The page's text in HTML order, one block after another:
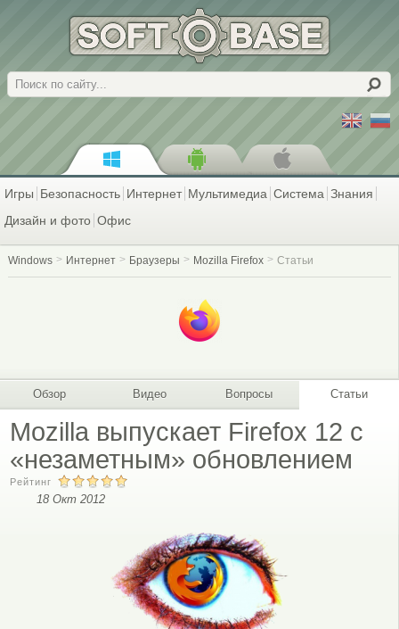
Поиск
Игры Безопасность Интернет Мультимедиа Система Знания
Дизайн и фото Офис
Windows Интернет Браузеры Mozilla Firefox Статьи
Обзор Видео Вопросы Статьи
Mozilla выпускает Firefox 12 с
«незаметным» обновлением
Рейтинг
18 Окт 2012